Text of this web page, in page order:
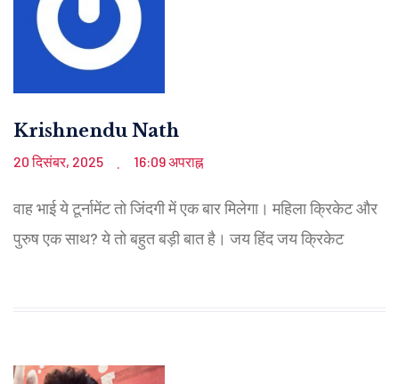
Krishnendu Nath
20 दिसंबर, 2025 . 16:09 अपराह्न
वाह भाई ये टूर्नामेंट तो जिंदगी में एक बार मिलेगा। महिला क्रिकेट और
पुरुष एक साथ? ये तो बहुत बड़ी बात है। जय हिंद जय क्रिकेट